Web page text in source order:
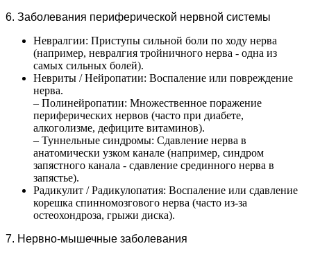
6. Заболевания периферической нервной системы
Невралгии: Приступы сильной боли по ходу нерва
(например, невралгия тройничного нерва - одна из
самых сильных болей).
Невриты / Нейропатии: Воспаление или повреждение
нерва.
– Полинейропатии: Множественное поражение
периферических нервов (часто при диабете,
алкоголизме, дефиците витаминов).
– Туннельные синдромы: Сдавление нерва в
анатомически узком канале (например, синдром
запястного канала - сдавление срединного нерва в
запястье).
Радикулит / Радикулопатия: Воспаление или сдавление
корешка спинномозгового нерва (часто из-за
остеохондроза, грыжи диска).
7. Нервно-мышечные заболевания